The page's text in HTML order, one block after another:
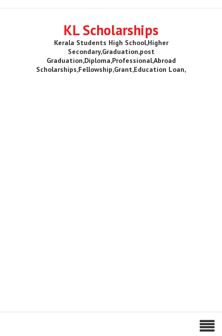
KL Scholarships
Kerala Students High School,Higher
Secondary,Graduation,post
Graduation,Diploma,Professional,Abroad
Scholarships,Fellowship,Grant,Education Loan,